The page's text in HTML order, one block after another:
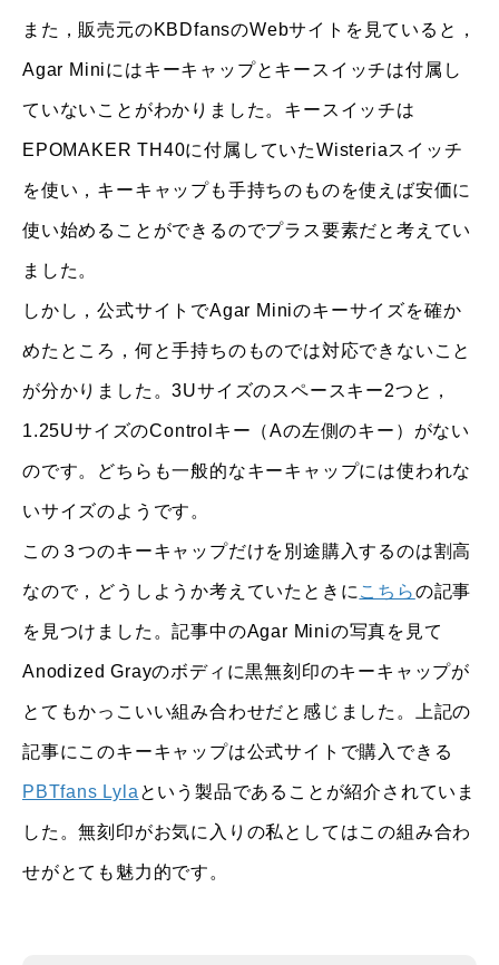
また，販売元のKBDfansのWebサイトを見ていると，
Agar Miniにはキーキャップとキースイッチは付属し
ていないことがわかりました。キースイッチは
EPOMAKER TH40に付属していたWisteriaスイッチ
を使い，キーキャップも手持ちのものを使えば安価に
使い始めることができるのでプラス要素だと考えてい
ました。
しかし，公式サイトでAgar Miniのキーサイズを確か
めたところ，何と手持ちのものでは対応できないこと
が分かりました。3Uサイズのスペースキー2つと，
1.25UサイズのControlキー（Aの左側のキー）がない
のです。どちらも一般的なキーキャップには使われな
いサイズのようです。
この３つのキーキャップだけを別途購入するのは割高
なので，どうしようか考えていたときに こちらの記事
を見つけました。記事中のAgar Miniの写真を見て
Anodized Grayのボディに黒無刻印のキーキャップが
とてもかっこいい組み合わせだと感じました。上記の
記事にこのキーキャップは公式サイトで購入できる
PBTfans Lyla という製品であることが紹介されていま
した。無刻印がお気に入りの私としてはこの組み合わ
せがとても魅力的です。